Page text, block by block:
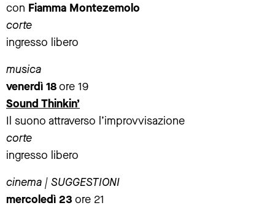
con Fiamma Montezemolo
corte
ingresso libero
musica
venerdì 18ore 19
Sound Thinkin’
Il suono attraverso l’improvvisazione
corte
ingresso libero
cinema | SUGGESTIONI
mercoledì 23 ore 21